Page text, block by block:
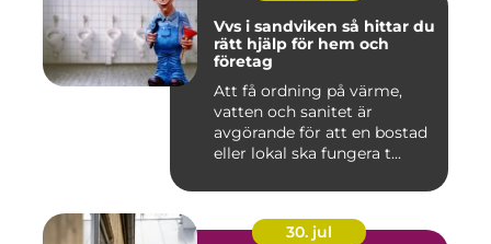
Vvs i sandviken så hittar du
rätt hjälp för hem och
företag
Att få ordning på värme,
vatten och sanitet är
avgörande för att en bostad
eller lokal ska fungera t...
30. jul